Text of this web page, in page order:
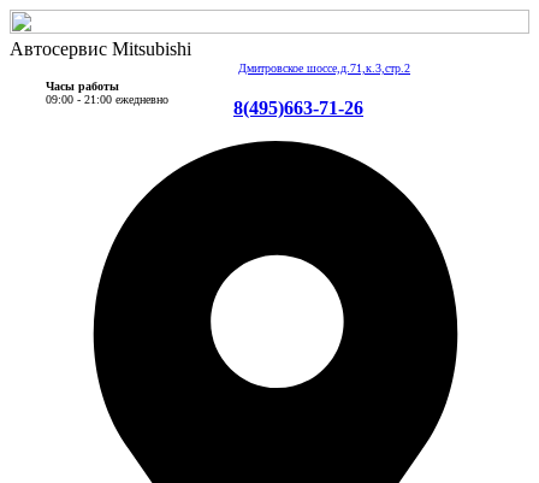
Автосервис Mitsubishi
Дмитровское шоссе,д.71,к.3,стр.2
Часы работы
09:00 - 21:00 ежедневно
8(495)663-71-26